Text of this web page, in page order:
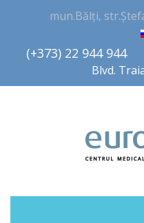
mun.Bălți,
(+373) 22 944 944
Blvd.